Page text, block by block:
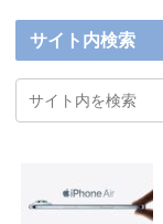
サイト内検索